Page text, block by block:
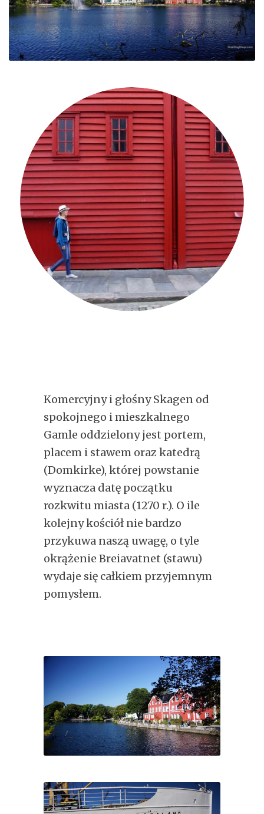
Komercyjny i głośny Skagen od
spokojnego i mieszkalnego
Gamle oddzielony jest portem,
placem i stawem oraz katedrą
(Domkirke), której powstanie
wyznacza datę początku
rozkwitu miasta (1270 r.). O ile
kolejny kościół nie bardzo
przykuwa naszą uwagę, o tyle
okrążenie Breiavatnet (stawu)
wydaje się całkiem przyjemnym
pomysłem.